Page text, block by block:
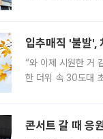
입추매직 '불발',
“와 이제 시원한 거
한 더위 속 30도대
콘서트 갈 때 응